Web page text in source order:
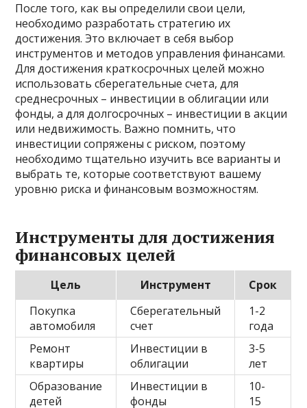
После того, как вы определили свои цели,
необходимо разработать стратегию их
достижения. Это включает в себя выбор
инструментов и методов управления финансами.
Для достижения краткосрочных целей можно
использовать сберегательные счета, для
среднесрочных – инвестиции в облигации или
фонды, а для долгосрочных – инвестиции в акции
или недвижимость. Важно помнить, что
инвестиции сопряжены с риском, поэтому
необходимо тщательно изучить все варианты и
выбрать те, которые соответствуют вашему
уровню риска и финансовым возможностям.
Инструменты для достижения
финансовых целей
Цель Инструмент
Срок
Покупка
автомобиля
Сберегательный
счет
1-2
года
Ремонт
квартиры
Инвестиции в
облигации
3-5
лет
Образование
детей
Инвестиции в
фонды
10-
15